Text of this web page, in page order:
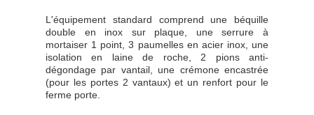
L'équipement standard comprend une béquille
double en inox sur plaque, une serrure à
mortaiser 1 point, 3 paumelles en acier inox, une
isolation en laine de roche, 2 pions anti-
dégondage par vantail, une crémone encastrée
(pour les portes 2 vantaux) et un renfort pour le
ferme porte.